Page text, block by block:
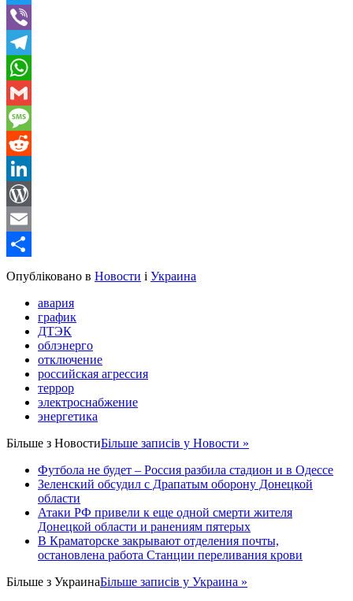
Twitter
Viber
Telegram
WhatsApp
Gmail
Message
Reddit
LinkedIn
WordPress
Email
Share
Опубліковано в Новости і Украина
авария
график
ДТЭК
облэнерго
отключение
российская агрессия
террор
электроснабжение
энергетика
Більше з НовостиБільше записів у Новости »
Футбола не будет – Россия разбила стадион и в Одессе
Зеленский обсудил с Драпатым оборону Донецкой
области
Атаки РФ привели к еще одной смерти жителя
Донецкой области и ранениям пятерых
В Краматорске закрывают отделения почты,
остановлена работа Станции переливания крови
Більше з УкраинаБільше записів у Украина »